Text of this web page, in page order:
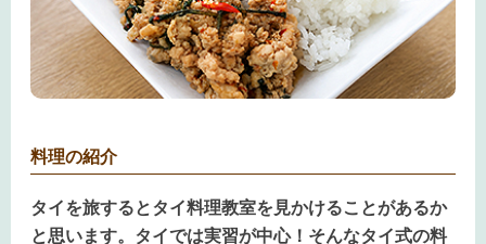
料理の紹介
タイを旅するとタイ料理教室を見かけることがあるか
と思います。タイでは実習が中心！そんなタイ式の料